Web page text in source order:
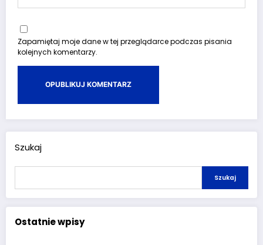
Zapamiętaj moje dane w tej przeglądarce podczas pisania
kolejnych komentarzy.
Szukaj
Szukaj
Ostatnie wpisy